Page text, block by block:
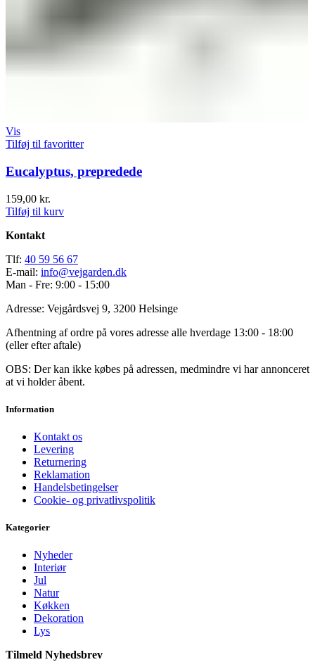
Vis
Tilføj til favoritter
Eucalyptus, prepredede
159,00 kr.
Tilføj til kurv
Kontakt
Tlf: 40 59 56 67
E-mail: info@vejgarden.dk
Man - Fre: 9:00 - 15:00
Adresse: Vejgårdsvej 9, 3200 Helsinge
Afhentning af ordre på vores adresse alle hverdage 13:00 - 18:00
(eller efter aftale)
OBS: Der kan ikke købes på adressen, medmindre vi har annonceret
at vi holder åbent.
Information
Kontakt os
Levering
Returnering
Reklamation
Handelsbetingelser
Cookie- og privatlivspolitik
Kategorier
Nyheder
Interiør
Jul
Natur
Køkken
Dekoration
Lys
Tilmeld Nyhedsbrev